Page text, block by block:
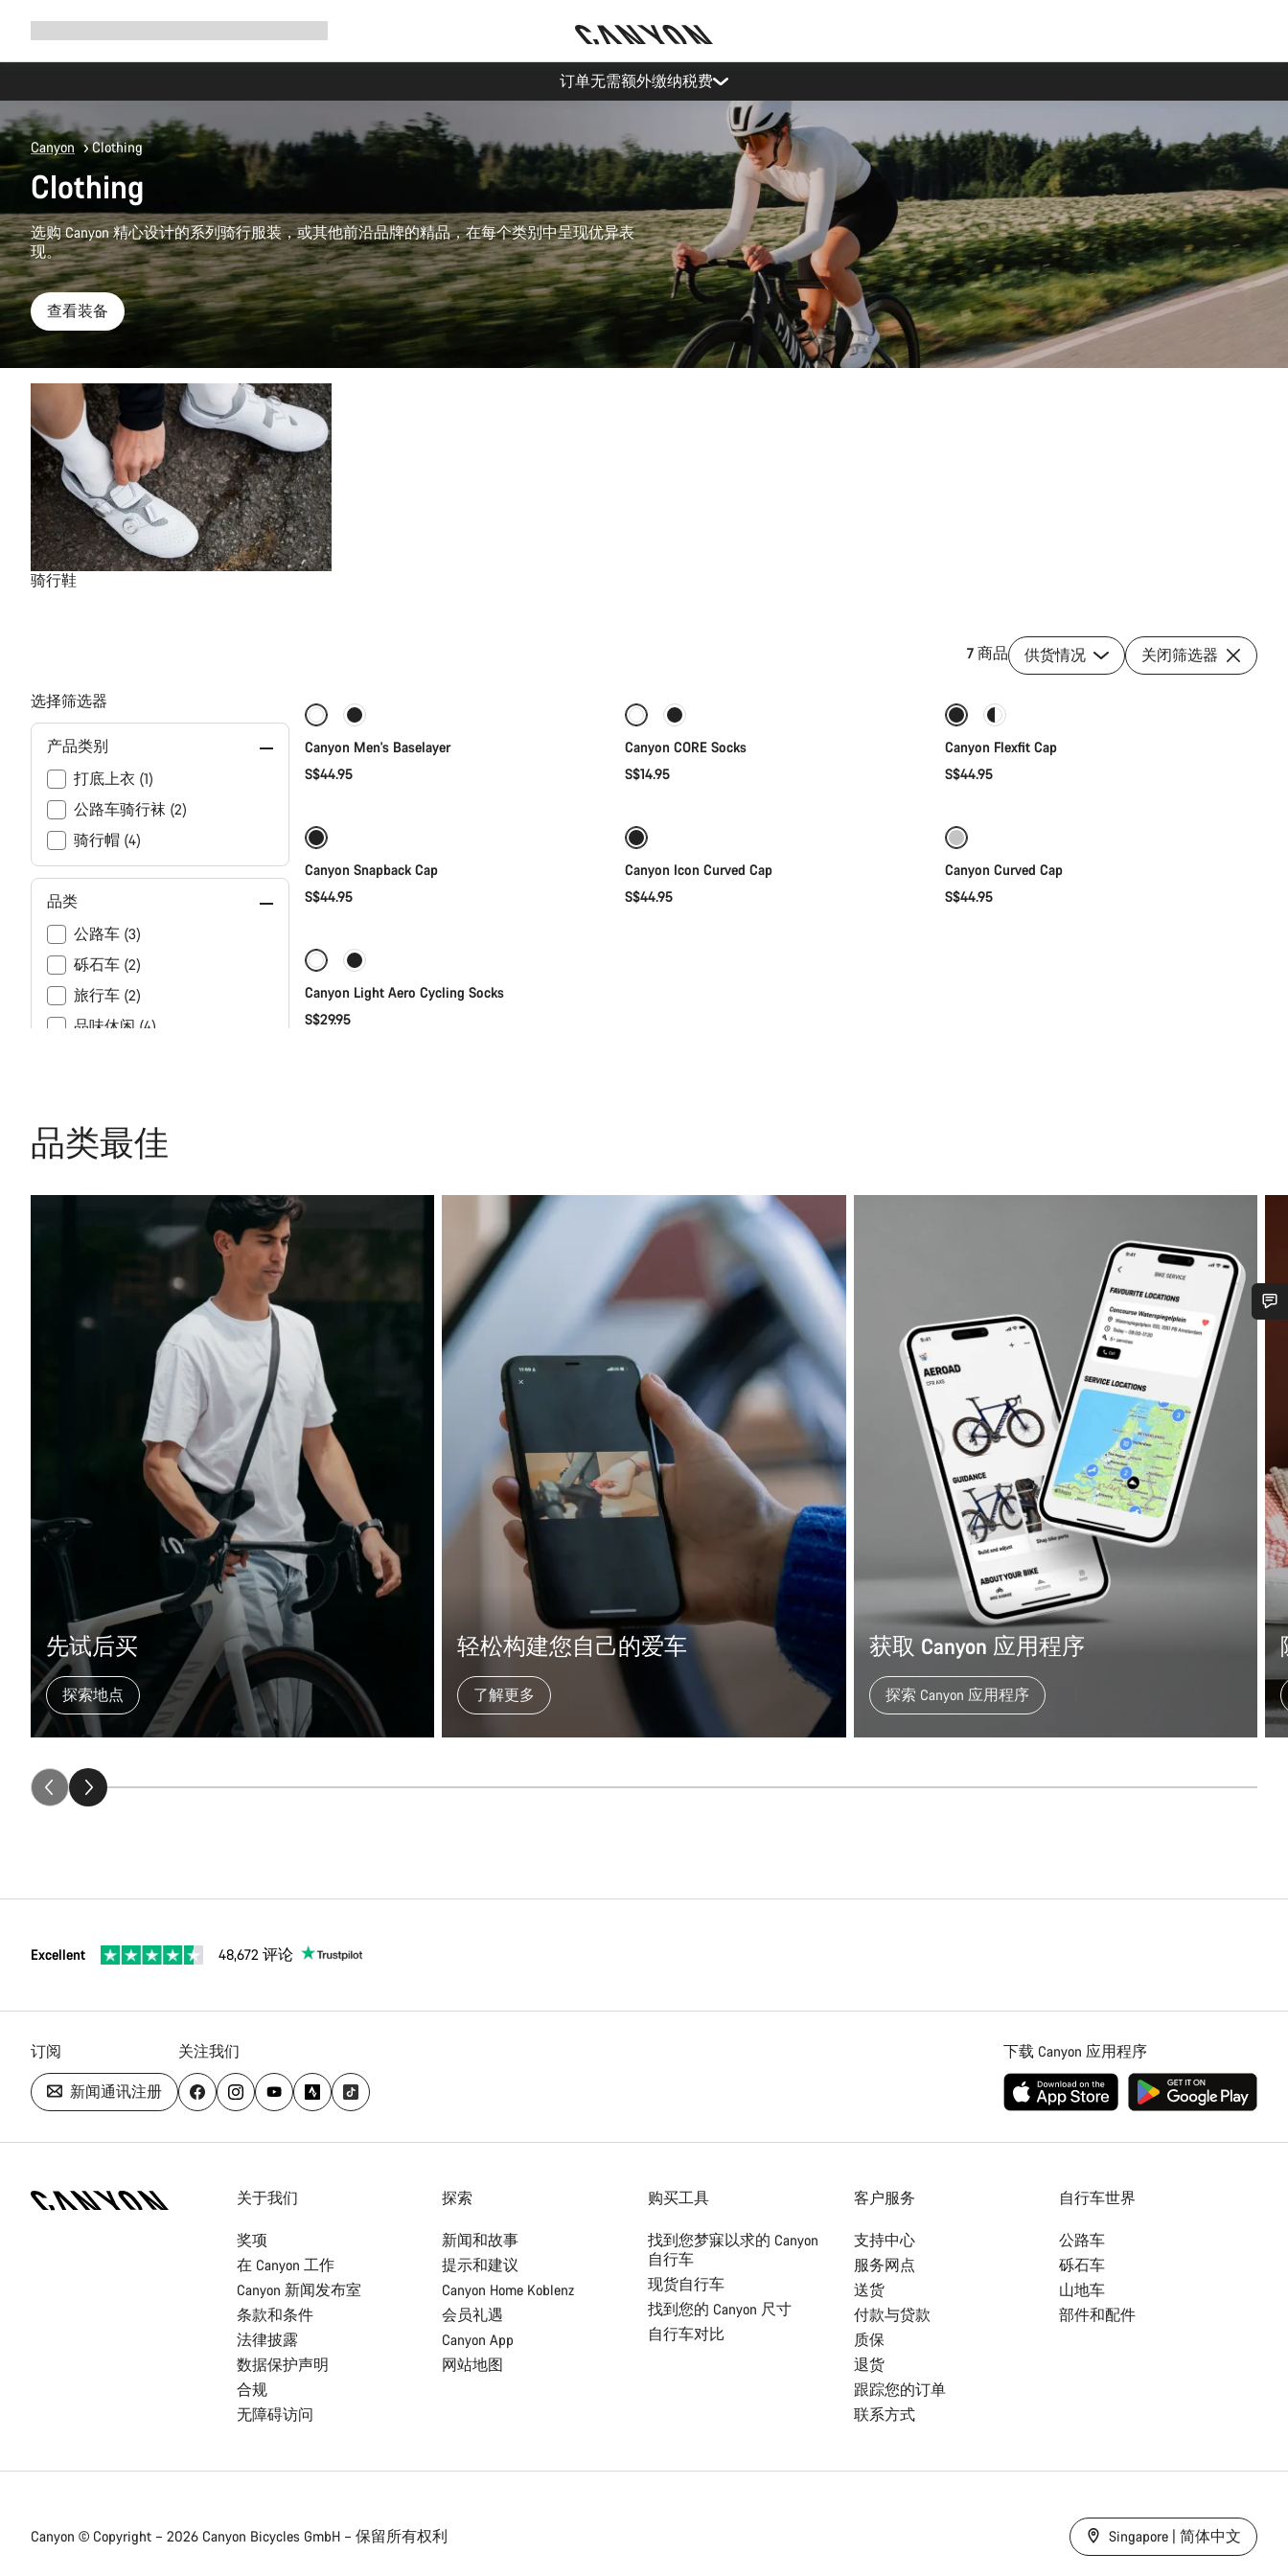
导
订单无需额外缴纳税费
Canyon Clothing
Clothing
选购 Canyon 精心设计的系列骑行服装，或其他前沿品牌的精品，在每个类别中呈现优异表
现。
查看装备
骑行鞋
7 商品 供货情况 关闭筛选器
选择筛选器
产品类别
打底上衣 (1)
公路车骑行袜 (2)
骑行帽 (4)
品类
公路车 (3)
砾石车 (2)
旅行车 (2)
品味休闲 (4)
尺寸
季节
贴合
系列
礼品选择 (7)
全新
Canyon Men's Baselayer
S$44.95
Canyon CORE Socks
S$14.95
快速选择
Canyon Flexfit Cap
S$44.95
Canyon Snapback Cap
S$44.95
Canyon Icon Curved Cap
S$44.95
Canyon Curved Cap
S$44.95
Canyon Light Aero Cycling Socks
S$29.95
品类最佳
先试后买
探索地点
轻松构建您自己的爱车
了解更多
获取 Canyon 应用程序
探索 Canyon 应用程序
Excellent 48,672 评论
订阅
新闻通讯注册
关注我们 下载 Canyon 应用程序
关于我们
奖项
在 Canyon 工作
Canyon 新闻发布室
条款和条件
法律披露
数据保护声明
合规
无障碍访问
探索
新闻和故事
提示和建议
Canyon Home Koblenz
会员礼遇
Canyon App
网站地图
购买工具
找到您梦寐以求的 Canyon
自行车
现货自行车
找到您的 Canyon 尺寸
自行车对比
客户服务
支持中心
服务网点
送货
付款与贷款
质保
退货
跟踪您的订单
联系方式
自行车世界
公路车
砾石车
山地车
部件和配件
Canyon © Copyright – 2026 Canyon Bicycles GmbH – 保留所有权利 Singapore | 简体中文
您需要帮助吗？
我们的客户支持专家正在等待为您答疑解惑。
开始聊天
关闭